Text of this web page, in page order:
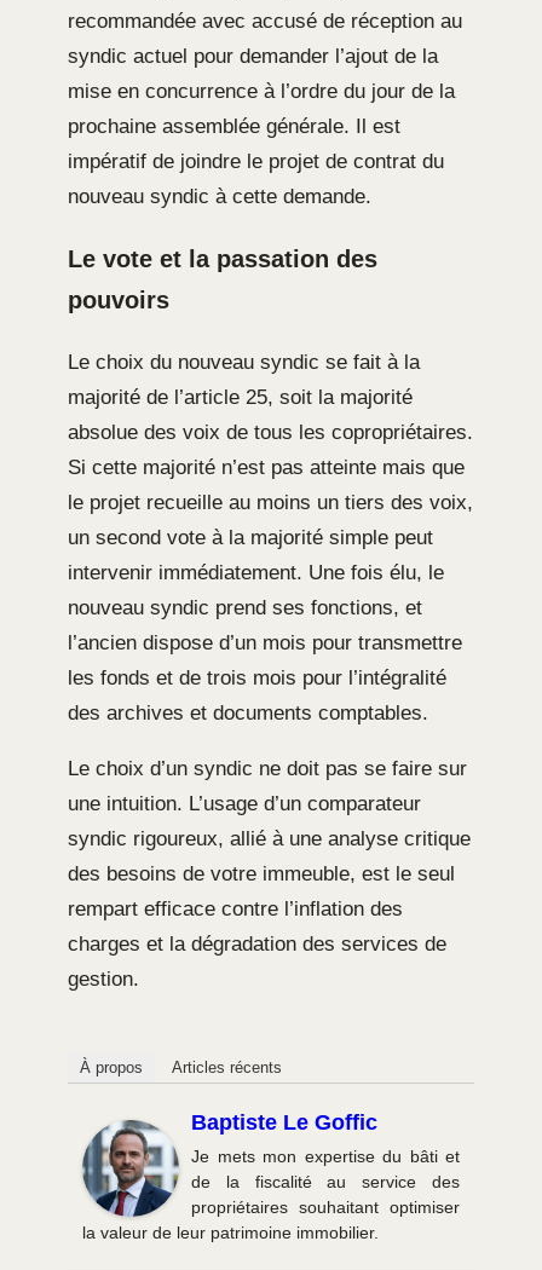
recommandée avec accusé de réception au
syndic actuel pour demander l’ajout de la
mise en concurrence à l’ordre du jour de la
prochaine assemblée générale. Il est
impératif de joindre le projet de contrat du
nouveau syndic à cette demande.
Le vote et la passation des
pouvoirs
Le choix du nouveau syndic se fait à la
majorité de l’article 25, soit la majorité
absolue des voix de tous les copropriétaires.
Si cette majorité n’est pas atteinte mais que
le projet recueille au moins un tiers des voix,
un second vote à la majorité simple peut
intervenir immédiatement. Une fois élu, le
nouveau syndic prend ses fonctions, et
l’ancien dispose d’un mois pour transmettre
les fonds et de trois mois pour l’intégralité
des archives et documents comptables.
Le choix d’un syndic ne doit pas se faire sur
une intuition. L’usage d’un comparateur
syndic rigoureux, allié à une analyse critique
des besoins de votre immeuble, est le seul
rempart efficace contre l’inflation des
charges et la dégradation des services de
gestion.
À propos Articles récents
Baptiste Le Goffic
Je mets mon expertise du bâti et
de la fiscalité au service des
propriétaires souhaitant optimiser
la valeur de leur patrimoine immobilier.